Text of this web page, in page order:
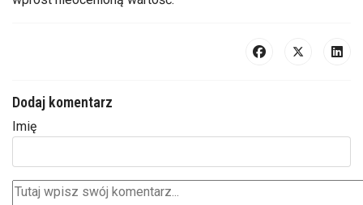
Dodaj komentarz
Imię